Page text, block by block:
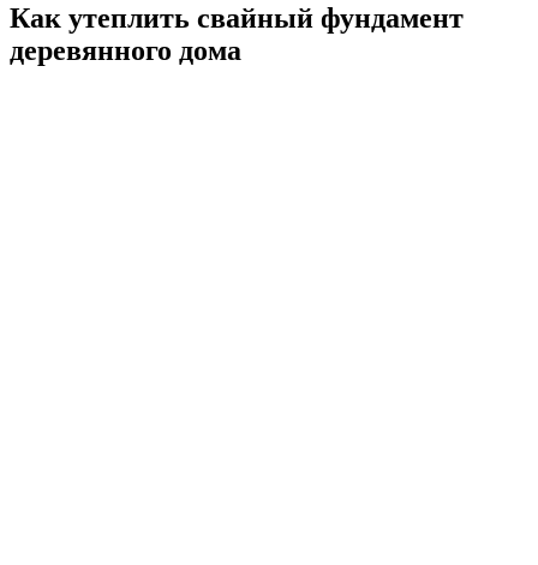
Как утеплить свайный фундамент
деревянного дома